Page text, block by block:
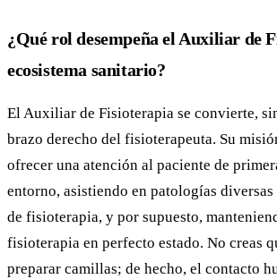
¿Qué rol desempeña el Auxiliar de
ecosistema sanitario?
El Auxiliar de Fisioterapia se convierte,
brazo derecho del fisioterapeuta. Su
ofrecer una atención al paciente de
entorno, asistiendo en patologías diversas
de fisioterapia, y por supuesto,
fisioterapia en perfecto estado. No creas
preparar camillas; de hecho, el contacto